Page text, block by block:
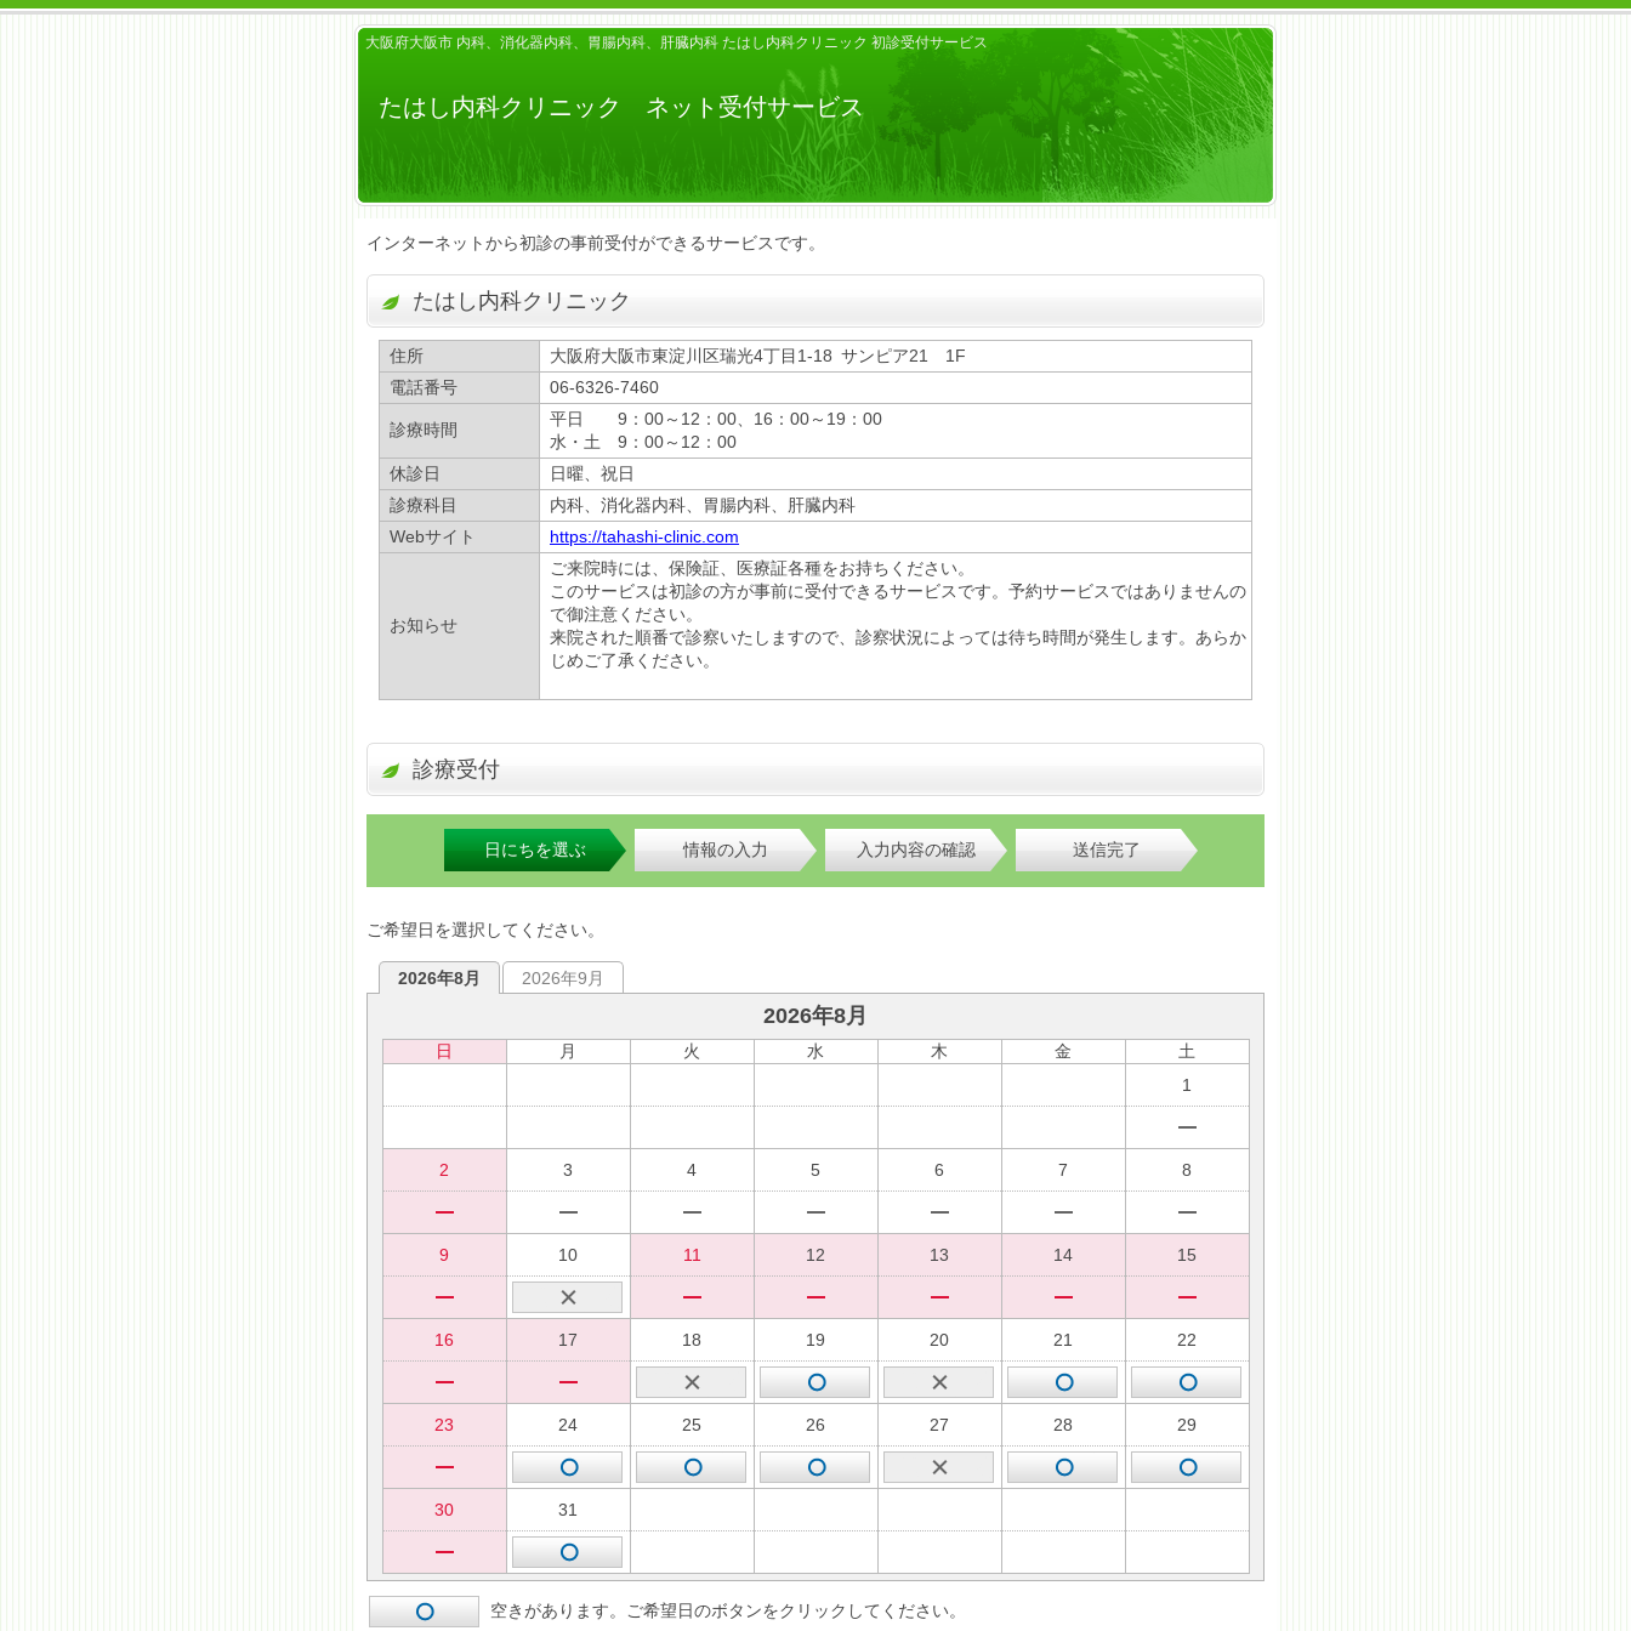
大阪府大阪市 内科、消化器内科、胃腸内科、肝臓内科 たはし内科クリニック 初診受付サービス
たはし内科クリニック ネット受付サービス
インターネットから初診の事前受付ができるサービスです。
たはし内科クリニック
住所
大阪府大阪市東淀川区瑞光4丁目1-18 サンピア21 1F
電話番号
06-6326-7460
診療時間
平日 9：00～12：00、16：00～19：00
水・土 9：00～12：00
休診日
日曜、祝日
診療科目
内科、消化器内科、胃腸内科、肝臓内科
Webサイト
https://tahashi-clinic.com
お知らせ
ご来院時には、保険証、医療証各種をお持ちください。
このサービスは初診の方が事前に受付できるサービスです。予約サービスではありませんの
で御注意ください。
来院された順番で診察いたしますので、診察状況によっては待ち時間が発生します。あらか
じめご了承ください。
診療受付
日にちを選ぶ 情報の入力 入力内容の確認 送信完了
ご希望日を選択してください。
2026年8月 2026年9月
2026年8月
日 月 火 水 木 金
土
1
2 3 4 5 6 7 8
9 10 11 12 13 14 15
16 17 18 19 20 21 22
23 24 25 26 27 28 29
30 31
空きがあります。ご希望日のボタンをクリックしてください。